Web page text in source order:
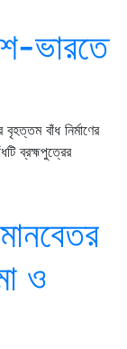
ভারতে
বাঁধ নির্মাণের
ব্রহ্মপুত্রের
ও